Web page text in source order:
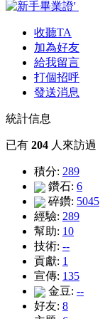
收聽TA
加為好友
給我留言
打個招呼
發送消息
統計信息
已有 204 人來訪過
積分: 289
鑽石: 6
碎鑽: 5045
經驗: 289
幫助: 10
技術: --
貢獻: 1
宣傳: 135
金豆: --
好友: 8